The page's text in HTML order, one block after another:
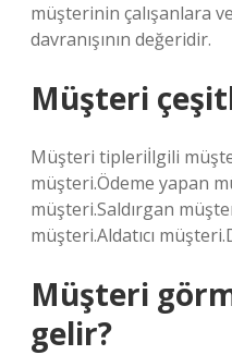
müşterinin çalışanlara
davranışının değeridir.
Müşteri
Müşteri tipleriİlgili
müşteri.Ödeme yapan
müşteri.Saldırgan
müşteri.Aldatıcı
Müşteri
gelir?